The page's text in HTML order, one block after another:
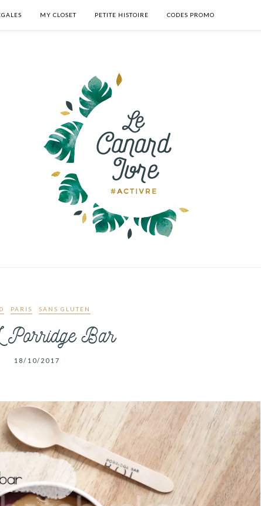
MY CLOSET PETITE HISTOIRE CODES PROMO
PARIS SANS GLUTEN
Bar
18/10/2017